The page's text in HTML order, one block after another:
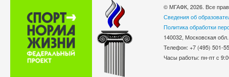
© МГАФК, 2026. Все
Сведения об
Политика обработки
140032, Московская
Телефон: +7 (495)
Часы работы: пн-пт с